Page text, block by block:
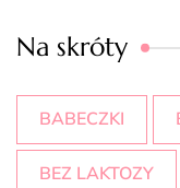
Na skróty
BABECZKI
BEZ LAKTOZY